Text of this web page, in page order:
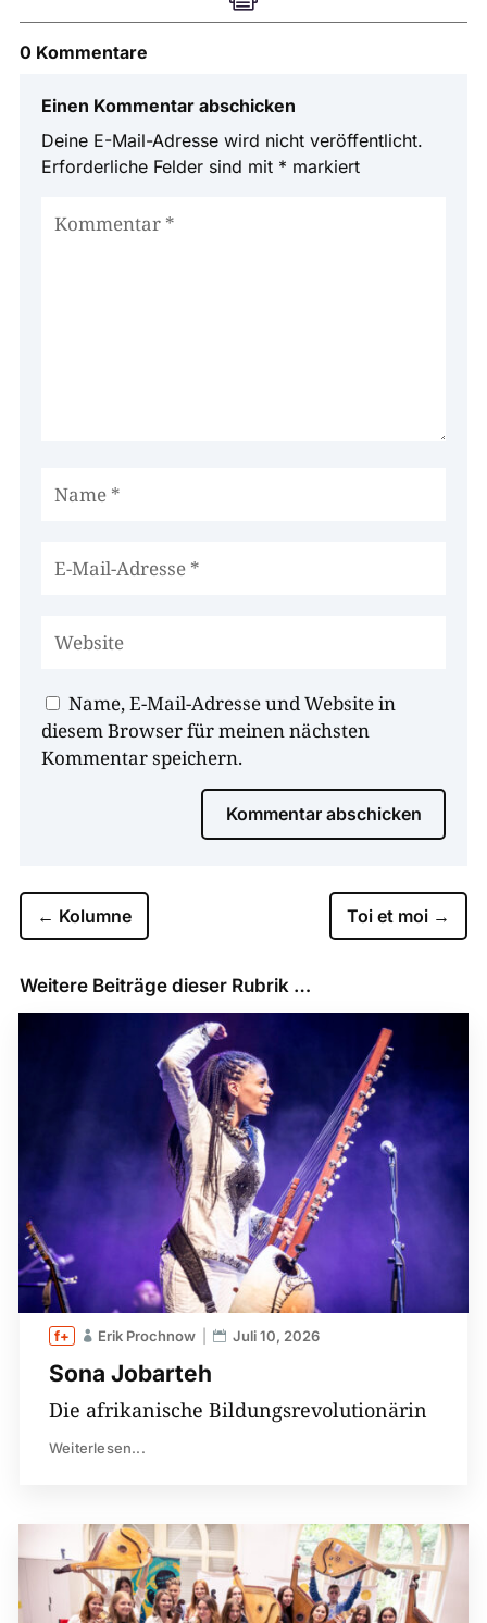
0 Kommentare
Einen Kommentar abschicken
Deine E-Mail-Adresse wird nicht veröffentlicht.
Erforderliche Felder sind mit * markiert
Name, E-Mail-Adresse und Website in
diesem Browser für meinen nächsten
Kommentar speichern.
Kommentar abschicken
← Kolumne Toi et moi →
Weitere Beiträge dieser Rubrik …
Sona Jobarteh
Erik Prochnow Juli 10, 2026
Die afrikanische Bildungsrevolutionärin
Weiterlesen...